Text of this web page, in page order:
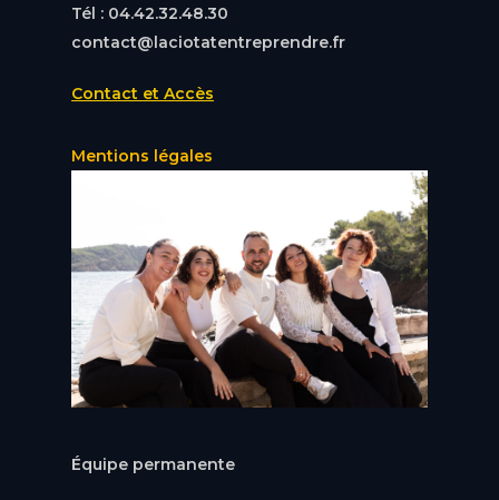
Tél : 04.42.32.48.30
contact@laciotatentreprendre.fr
Contact et Accès
Mentions légales
Équipe permanente